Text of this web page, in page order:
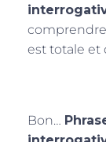
est totale et
Bon…